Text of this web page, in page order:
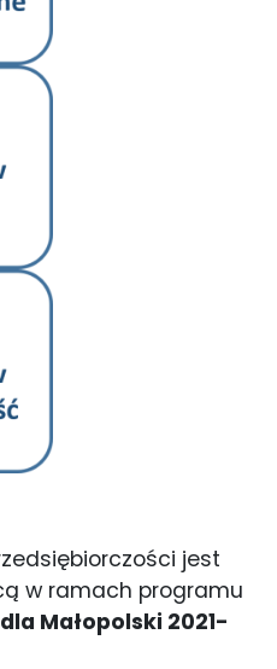
jest
w ramach programu
Małopolski 2021-